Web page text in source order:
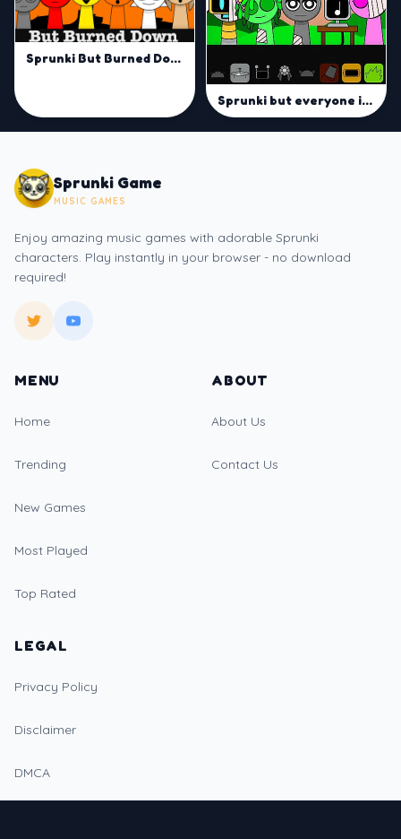
Sprunki But Burned Down Mod
Sprunki but everyone is alive
Sprunki Game
MUSIC GAMES
Enjoy amazing music games with adorable Sprunki
characters. Play instantly in your browser - no download
required!
MENU
Home
Trending
New Games
Most Played
Top Rated
ABOUT
About Us
Contact Us
LEGAL
Privacy Policy
Disclaimer
DMCA